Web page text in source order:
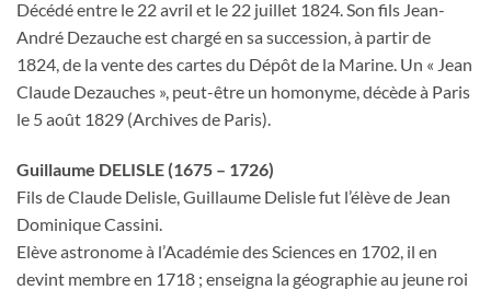
Décédé entre le 22 avril et le 22 juillet 1824. Son fils Jean-
André Dezauche est chargé en sa succession, à partir de
1824, de la vente des cartes du Dépôt de la Marine. Un « Jean
Claude Dezauches », peut-être un homonyme, décède à Paris
le 5 août 1829 (Archives de Paris).
Guillaume DELISLE (1675 – 1726)
Fils de Claude Delisle, Guillaume Delisle fut l’élève de Jean
Dominique Cassini.
Elève astronome à l’Académie des Sciences en 1702, il en
devint membre en 1718 ; enseigna la géographie au jeune roi